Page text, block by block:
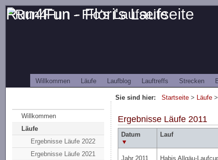
Run4Fun - Flori's Laufseite
Willkommen Läufe Laufblog Lauftreffs Strecken
Sie sind hier:Startseite > Läufe
Willkommen
Läufe
Ergebnisse Läufe 2022
Ergebnisse Läufe 2021
Ergebnisse Läufe 2011
Datum
▼
Lauf
Jahr 2011 Habis Allgäu-